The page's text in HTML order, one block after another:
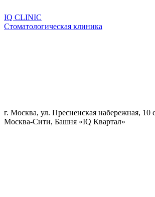
IQ CLINIC
Стоматологическая клиника
г. Москва, ул. Пресненская набережная, 10
Москва-Сити, Башня «IQ Квартал»